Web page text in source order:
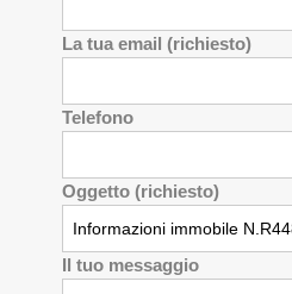
La tua email (richiesto)
Telefono
Oggetto (richiesto)
Il tuo messaggio